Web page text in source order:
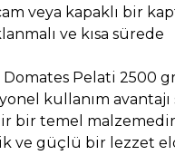
veya kapaklı bir
ve kısa sürede
Pelati 2500
kullanım avantajı
bir temel
ve güçlü bir lezzet